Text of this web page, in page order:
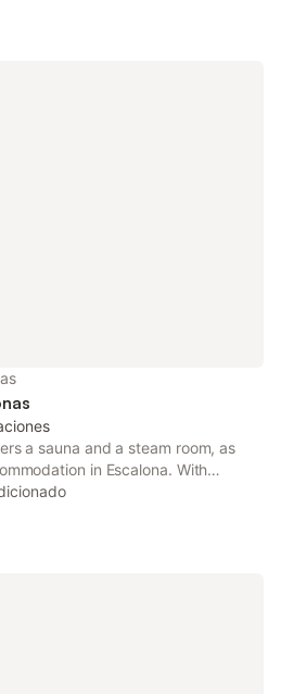
a sauna and a steam room, as
in Escalona. With
features a balcony.